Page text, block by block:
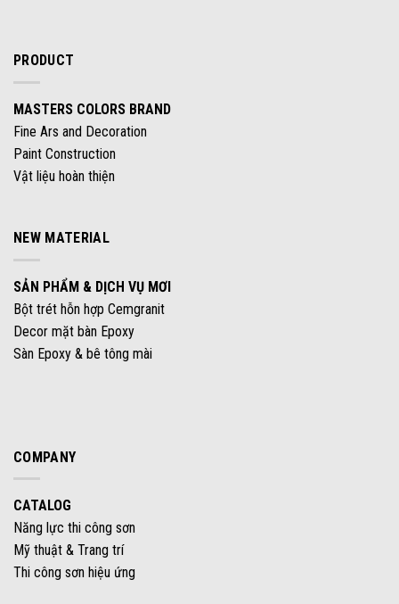
PRODUCT
MASTERS COLORS BRAND
Fine Ars and Decoration
Paint Construction
Vật liệu hoàn thiện
NEW MATERIAL
SẢN PHẨM & DỊCH VỤ MƠI
Bột trét hỗn hợp Cemgranit
Decor mặt bàn Epoxy
Sàn Epoxy & bê tông mài
COMPANY
CATALOG
Năng lực thi công sơn
Mỹ thuật & Trang trí
Thi công sơn hiệu ứng